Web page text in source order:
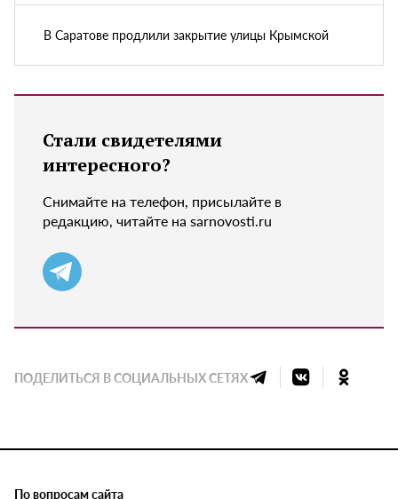
В Саратове продлили закрытие улицы Крымской
Стали свидетелями
интересного?
Снимайте на телефон, присылайте в
редакцию, читайте на sarnovosti.ru
ПОДЕЛИТЬСЯ В СОЦИАЛЬНЫХ СЕТЯХ
По вопросам сайта